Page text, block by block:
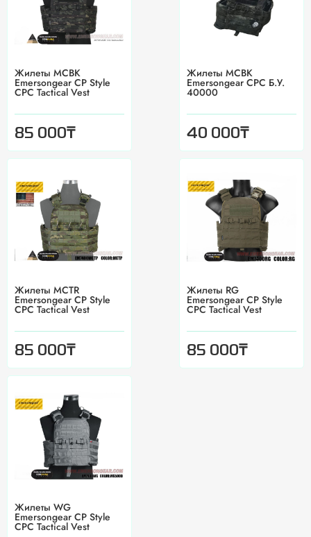
Жилеты MCBK
Emersongear CP Style
CPC Tactical Vest
85 000₸
Жилеты MCBK
Emersongear CPC Б.У.
40000
40 000₸
Жилеты MCTR
Emersongear CP Style
CPC Tactical Vest
85 000₸
Жилеты RG
Emersongear CP Style
CPC Tactical Vest
85 000₸
Жилеты WG
Emersongear CP Style
CPC Tactical Vest